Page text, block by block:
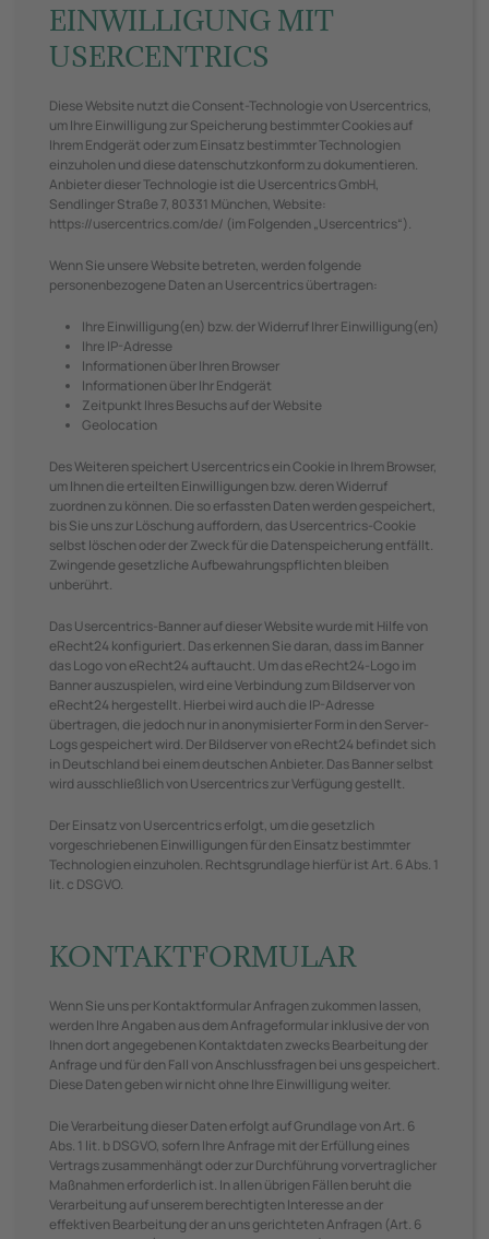
EINWILLIGUNG MIT
USERCENTRICS
Diese Website nutzt die Consent-Technologie von Usercentrics,
um Ihre Einwilligung zur Speicherung bestimmter Cookies auf
Ihrem Endgerät oder zum Einsatz bestimmter Technologien
einzuholen und diese datenschutzkonform zu dokumentieren.
Anbieter dieser Technologie ist die Usercentrics GmbH,
Sendlinger Straße 7, 80331 München, Website:
https://usercentrics.com/de/ (im Folgenden „Usercentrics“).
Wenn Sie unsere Website betreten, werden folgende
personenbezogene Daten an Usercentrics übertragen:
Ihre Einwilligung(en) bzw. der Widerruf Ihrer Einwilligung(en)
Ihre IP-Adresse
Informationen über Ihren Browser
Informationen über Ihr Endgerät
Zeitpunkt Ihres Besuchs auf der Website
Geolocation
Des Weiteren speichert Usercentrics ein Cookie in Ihrem Browser,
um Ihnen die erteilten Einwilligungen bzw. deren Widerruf
zuordnen zu können. Die so erfassten Daten werden gespeichert,
bis Sie uns zur Löschung auffordern, das Usercentrics-Cookie
selbst löschen oder der Zweck für die Datenspeicherung entfällt.
Zwingende gesetzliche Aufbewahrungspflichten bleiben
unberührt.
Das Usercentrics-Banner auf dieser Website wurde mit Hilfe von
eRecht24 konfiguriert. Das erkennen Sie daran, dass im Banner
das Logo von eRecht24 auftaucht. Um das eRecht24-Logo im
Banner auszuspielen, wird eine Verbindung zum Bildserver von
eRecht24 hergestellt. Hierbei wird auch die IP-Adresse
übertragen, die jedoch nur in anonymisierter Form in den Server-
Logs gespeichert wird. Der Bildserver von eRecht24 befindet sich
in Deutschland bei einem deutschen Anbieter. Das Banner selbst
wird ausschließlich von Usercentrics zur Verfügung gestellt.
Der Einsatz von Usercentrics erfolgt, um die gesetzlich
vorgeschriebenen Einwilligungen für den Einsatz bestimmter
Technologien einzuholen. Rechtsgrundlage hierfür ist Art. 6 Abs. 1
lit. c DSGVO.
KONTAKTFORMULAR
Wenn Sie uns per Kontaktformular Anfragen zukommen lassen,
werden Ihre Angaben aus dem Anfrageformular inklusive der von
Ihnen dort angegebenen Kontaktdaten zwecks Bearbeitung der
Anfrage und für den Fall von Anschlussfragen bei uns gespeichert.
Diese Daten geben wir nicht ohne Ihre Einwilligung weiter.
Die Verarbeitung dieser Daten erfolgt auf Grundlage von Art. 6
Abs. 1 lit. b DSGVO, sofern Ihre Anfrage mit der Erfüllung eines
Vertrags zusammenhängt oder zur Durchführung vorvertraglicher
Maßnahmen erforderlich ist. In allen übrigen Fällen beruht die
Verarbeitung auf unserem berechtigten Interesse an der
effektiven Bearbeitung der an uns gerichteten Anfragen (Art. 6